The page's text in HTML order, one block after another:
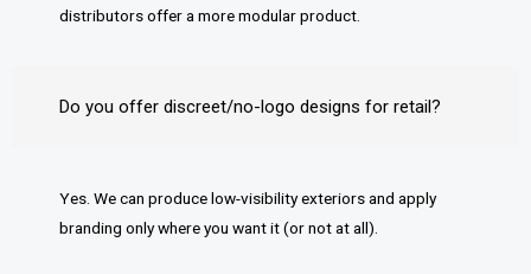
distributors offer a more modular product.
Do you offer discreet/no-logo designs for retail?
Yes. We can produce low-visibility exteriors and apply
branding only where you want it (or not at all).